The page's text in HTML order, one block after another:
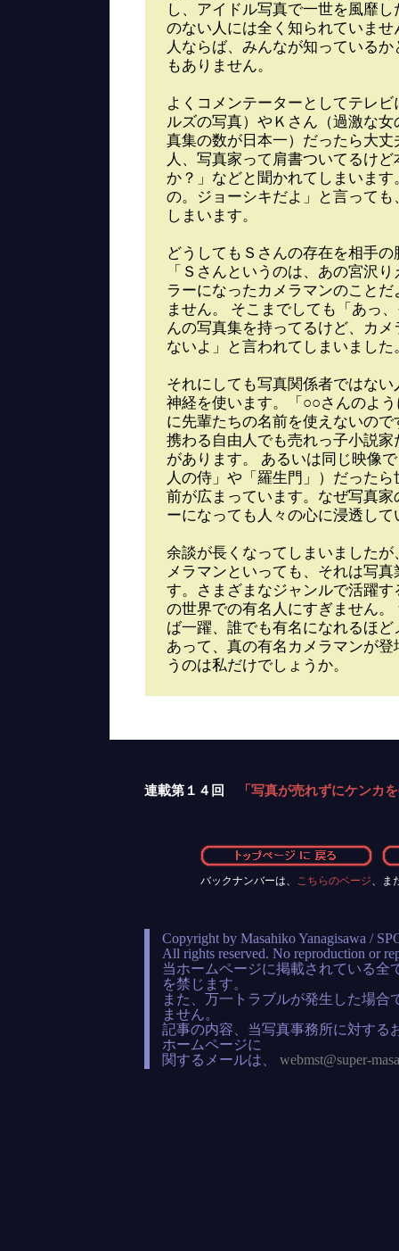
し、アイドル写真で一世を風靡
のない人には全く知られていま
人ならば、みんなが知っている
もありません。
よくコメンテーターとしてテレ
ルズの写真）やＫさん（過激な
真集の数が日本一）だったら大
人、写真家って肩書ついてるけ
か？」などと聞かれてしまいま
の。ジョーシキだよ」と言って
しまいます。
どうしてもＳさんの存在を相手
「Ｓさんというのは、あの宮沢
ラーになったカメラマンのこと
ません。 そこまでしても「あっ
んの写真集を持ってるけど、カ
ないよ」と言われてしまいました
それにしても写真関係者ではな
神経を使います。「○○さんのよ
に先輩たちの名前を使えないの
携わる自由人でも売れっ子小説
があります。 あるいは同じ映像
人の侍」や「羅生門」）だった
前が広まっています。なぜ写真
ーになっても人々の心に浸透し
余談が長くなってしまいました
メラマンといっても、それは写
す。さまざまなジャンルで活躍
の世界での有名人にすぎません
ば一躍、誰でも有名になれるほ
あって、真の有名カメラマンが
うのは私だけでしょうか。
連載第１４回 「写真が売れずにケンカ
バックナンバーは、 こちらのページ、ま
Copyright by Masahiko Yanagisawa /
All rights reserved. No reproduction or
当ホームページに掲載されている全
を禁じます。
また、万一トラブルが発生した場
ません。
記事の内容、当写真事務所に対する
ホームページに
関するメールは、
webmst@super-